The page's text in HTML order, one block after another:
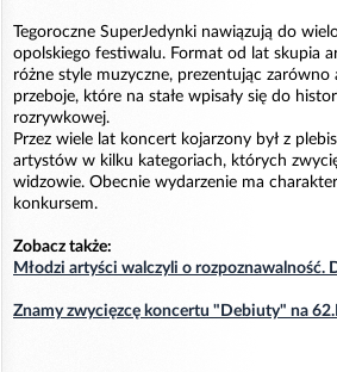
Tegoroczne SuperJedynki nawiązują do
opolskiego festiwalu. Format od lat skupia
różne style muzyczne, prezentując
przeboje, które na stałe wpisały się do
rozrywkowej.
Przez wiele lat koncert kojarzony był z
artystów w kilku kategoriach, których
widzowie. Obecnie wydarzenie ma
konkursem.
Zobacz także:
Młodzi artyści walczyli o rozpoznawalność.
Znamy zwycięzcę koncertu "Debiuty" na